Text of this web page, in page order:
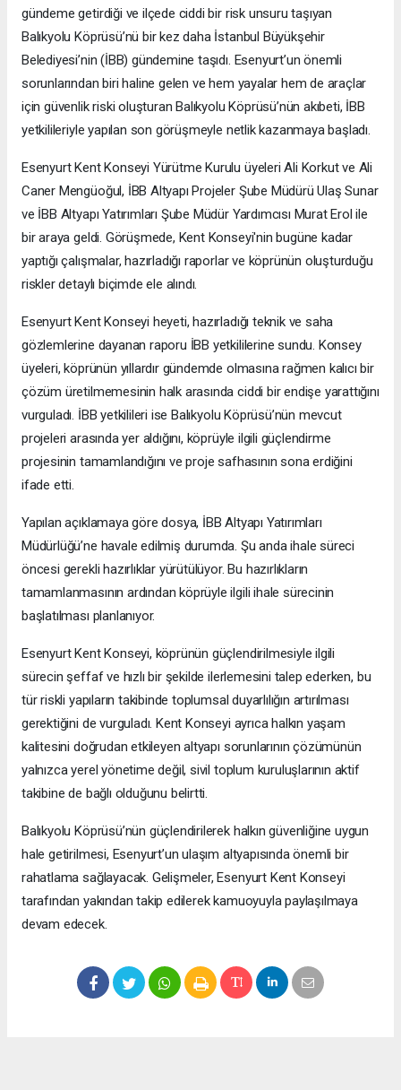
gündeme getirdiği ve ilçede ciddi bir risk unsuru taşıyan
Balıkyolu Köprüsü’nü bir kez daha İstanbul Büyükşehir
Belediyesi’nin (İBB) gündemine taşıdı. Esenyurt’un önemli
sorunlarından biri haline gelen ve hem yayalar hem de araçlar
için güvenlik riski oluşturan Balıkyolu Köprüsü’nün akıbeti, İBB
yetkilileriyle yapılan son görüşmeyle netlik kazanmaya başladı.
Esenyurt Kent Konseyi Yürütme Kurulu üyeleri Ali Korkut ve Ali
Caner Mengüoğul, İBB Altyapı Projeler Şube Müdürü Ulaş Sunar
ve İBB Altyapı Yatırımları Şube Müdür Yardımcısı Murat Erol ile
bir araya geldi. Görüşmede, Kent Konseyi'nin bugüne kadar
yaptığı çalışmalar, hazırladığı raporlar ve köprünün oluşturduğu
riskler detaylı biçimde ele alındı.
Esenyurt Kent Konseyi heyeti, hazırladığı teknik ve saha
gözlemlerine dayanan raporu İBB yetkililerine sundu. Konsey
üyeleri, köprünün yıllardır gündemde olmasına rağmen kalıcı bir
çözüm üretilmemesinin halk arasında ciddi bir endişe yarattığını
vurguladı. İBB yetkilileri ise Balıkyolu Köprüsü’nün mevcut
projeleri arasında yer aldığını, köprüyle ilgili güçlendirme
projesinin tamamlandığını ve proje safhasının sona erdiğini
ifade etti.
Yapılan açıklamaya göre dosya, İBB Altyapı Yatırımları
Müdürlüğü’ne havale edilmiş durumda. Şu anda ihale süreci
öncesi gerekli hazırlıklar yürütülüyor. Bu hazırlıkların
tamamlanmasının ardından köprüyle ilgili ihale sürecinin
başlatılması planlanıyor.
Esenyurt Kent Konseyi, köprünün güçlendirilmesiyle ilgili
sürecin şeffaf ve hızlı bir şekilde ilerlemesini talep ederken, bu
tür riskli yapıların takibinde toplumsal duyarlılığın artırılması
gerektiğini de vurguladı. Kent Konseyi ayrıca halkın yaşam
kalitesini doğrudan etkileyen altyapı sorunlarının çözümünün
yalnızca yerel yönetime değil, sivil toplum kuruluşlarının aktif
takibine de bağlı olduğunu belirtti.
Balıkyolu Köprüsü’nün güçlendirilerek halkın güvenliğine uygun
hale getirilmesi, Esenyurt’un ulaşım altyapısında önemli bir
rahatlama sağlayacak. Gelişmeler, Esenyurt Kent Konseyi
tarafından yakından takip edilerek kamuoyuyla paylaşılmaya
devam edecek.